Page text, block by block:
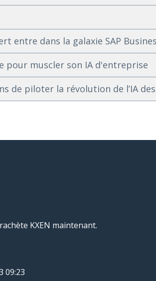
entre dans la galaxie SAP
pour muscler son IA d'entreprise
de piloter la révolution de l’IA
KXEN maintenant.
09:23